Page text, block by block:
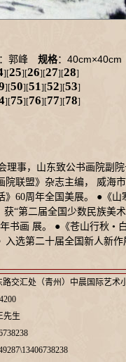
：郭峰 规格： 40cm×40cm
][25][26][27][28]
][50][51][52][53]
][75][76][77][78]
事，山东致公书画院副
联盟》杂志主编， 威海
60周年全国美展。 ●《
“第二届全国少数民族美
书画 展。 ●《苍山行秋 •
选第二十届全国新人新作
交汇处（青州）中晨国际艺术
先生